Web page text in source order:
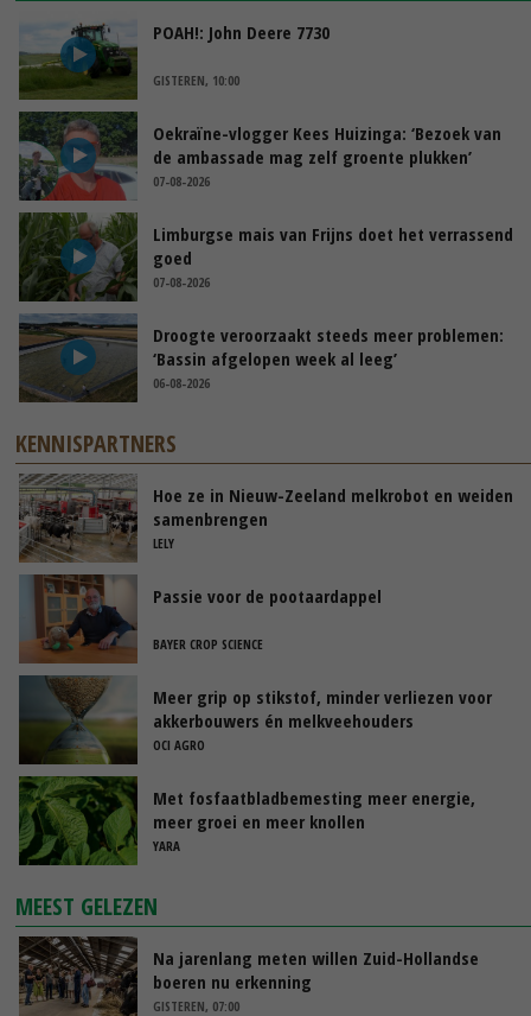
POAH!: John Deere 7730
GISTEREN, 10:00
Oekraïne-vlogger Kees Huizinga: ‘Bezoek van
de ambassade mag zelf groente plukken’
07-08-2026
Limburgse mais van Frijns doet het verrassend
goed
07-08-2026
Droogte veroorzaakt steeds meer problemen:
‘Bassin afgelopen week al leeg’
06-08-2026
KENNISPARTNERS
Hoe ze in Nieuw-Zeeland melkrobot en weiden
samenbrengen
LELY
Passie voor de pootaardappel
BAYER CROP SCIENCE
Meer grip op stikstof, minder verliezen voor
akkerbouwers én melkveehouders
OCI AGRO
Met fosfaatbladbemesting meer energie,
meer groei en meer knollen
YARA
MEEST GELEZEN
Na jarenlang meten willen Zuid-Hollandse
boeren nu erkenning
GISTEREN, 07:00